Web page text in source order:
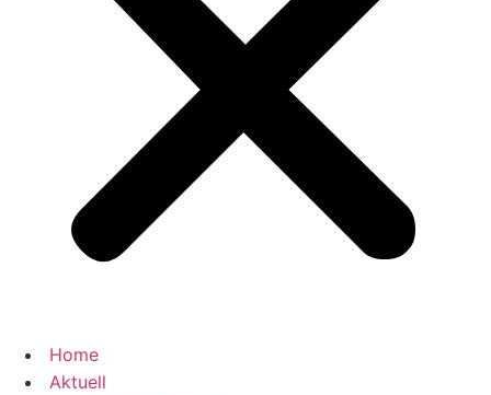
Home
Aktuell